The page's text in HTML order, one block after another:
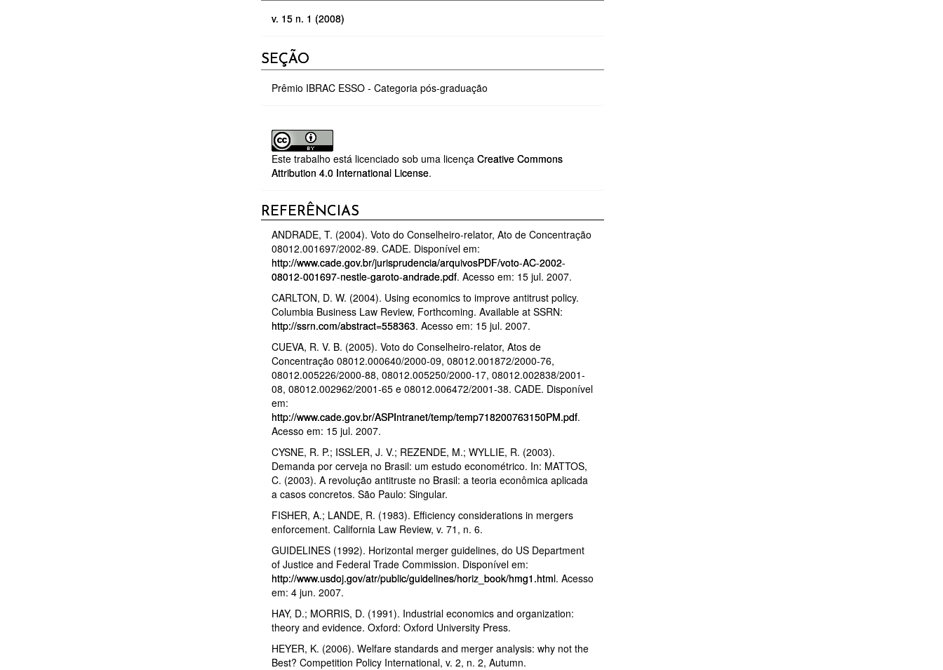
v. 15 n. 1 (2008)
SEÇÃO
Prêmio IBRAC ESSO - Categoria pós-graduação
Este trabalho está licenciado sob uma licença Creative Commons
Attribution 4.0 International License.
REFERÊNCIAS
ANDRADE, T. (2004). Voto do Conselheiro-relator, Ato de Concentração
08012.001697/2002-89. CADE. Disponível em:
http://www.cade.gov.br/jurisprudencia/arquivosPDF/voto-AC-2002-
08012-001697-nestle-garoto-andrade.pdf. Acesso em: 15 jul. 2007.
CARLTON, D. W. (2004). Using economics to improve antitrust policy.
Columbia Business Law Review, Forthcoming. Available at SSRN:
http://ssrn.com/abstract=558363. Acesso em: 15 jul. 2007.
CUEVA, R. V. B. (2005). Voto do Conselheiro-relator, Atos de
Concentração 08012.000640/2000-09, 08012.001872/2000-76,
08012.005226/2000-88, 08012.005250/2000-17, 08012.002838/2001-
08, 08012.002962/2001-65 e 08012.006472/2001-38. CADE. Disponível
em:
http://www.cade.gov.br/ASPIntranet/temp/temp718200763150PM.pdf.
Acesso em: 15 jul. 2007.
CYSNE, R. P.; ISSLER, J. V.; REZENDE, M.; WYLLIE, R. (2003).
Demanda por cerveja no Brasil: um estudo econométrico. In: MATTOS,
C. (2003). A revolução antitruste no Brasil: a teoria econômica aplicada
a casos concretos. São Paulo: Singular.
FISHER, A.; LANDE, R. (1983). Efficiency considerations in mergers
enforcement. California Law Review, v. 71, n. 6.
GUIDELINES (1992). Horizontal merger guidelines, do US Department
of Justice and Federal Trade Commission. Disponível em:
http://www.usdoj.gov/atr/public/guidelines/horiz_book/hmg1.html. Acesso
em: 4 jun. 2007.
HAY, D.; MORRIS, D. (1991). Industrial economics and organization:
theory and evidence. Oxford: Oxford University Press.
HEYER, K. (2006). Welfare standards and merger analysis: why not the
Best? Competition Policy International, v. 2, n. 2, Autumn.